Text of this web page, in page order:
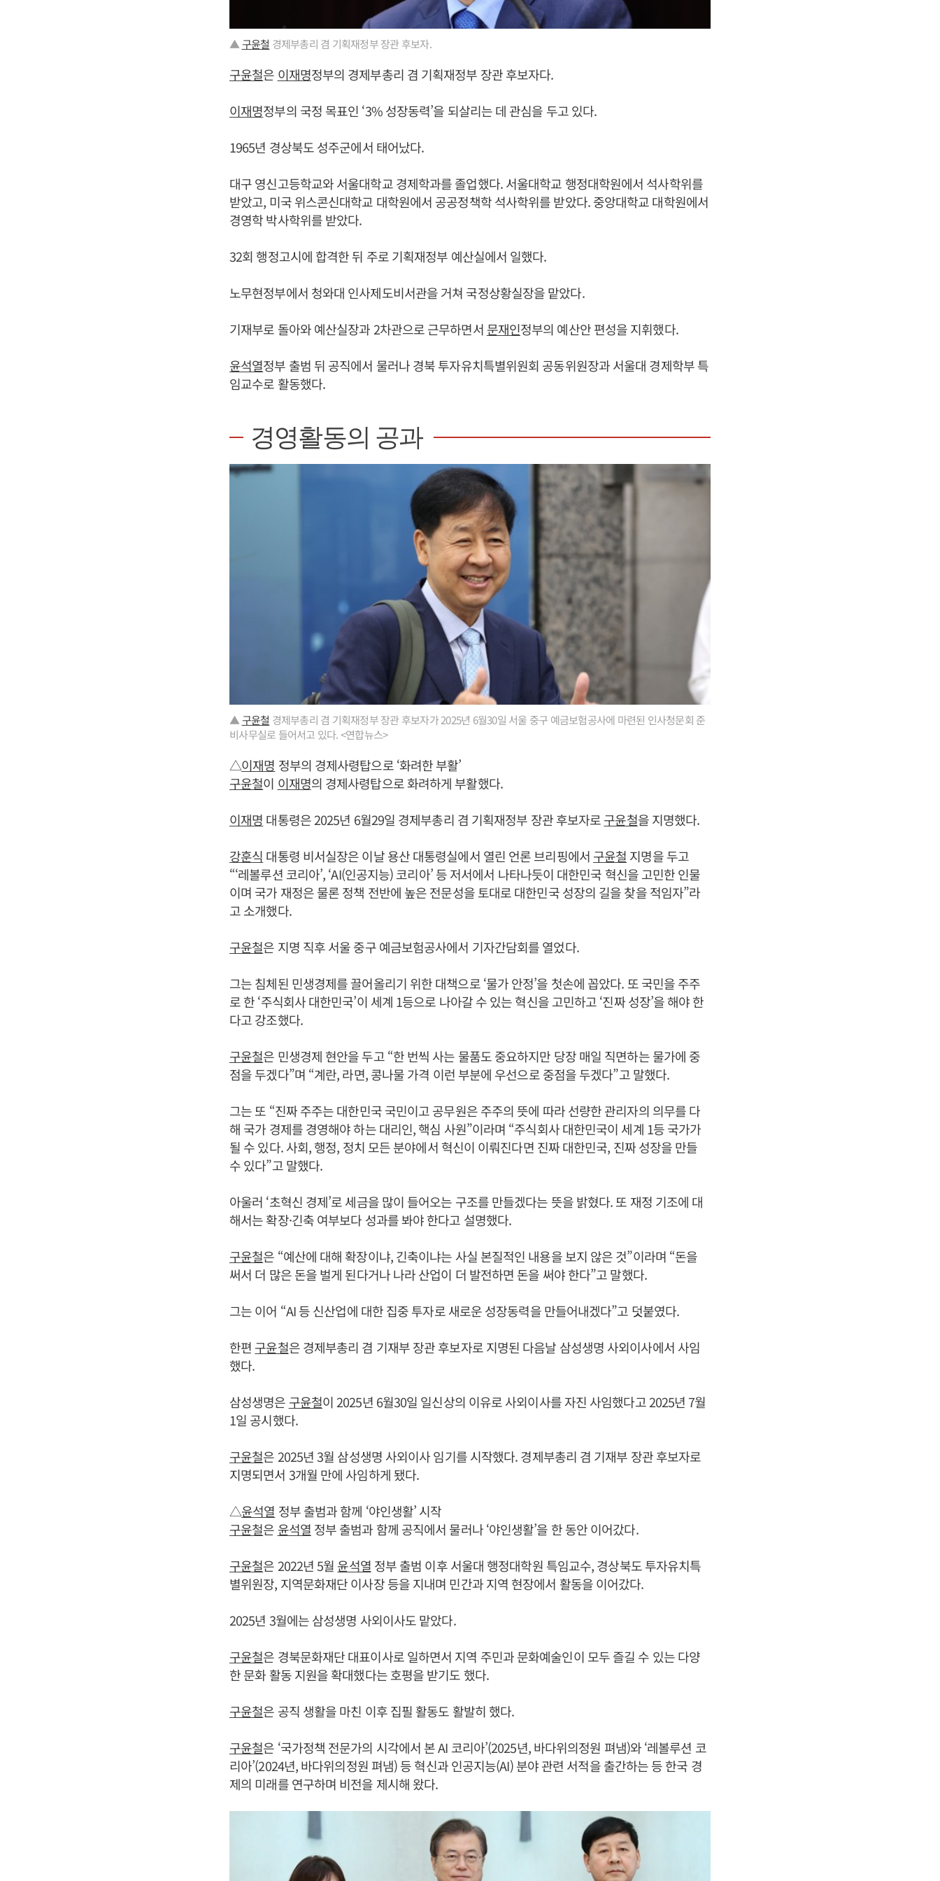
▲구윤철 경제부총리 겸 기획재정부 장관 후보자.
구윤철은 이재명정부의 경제부총리 겸 기획재정부 장관 후보자다.
이재명정부의 국정 목표인 ‘3% 성장동력’을 되살리는 데 관심을 두고 있다.
1965년 경상북도 성주군에서 태어났다.
대구 영신고등학교와 서울대학교 경제학과를 졸업했다. 서울대학교 행정대학원에서 석사학위를
받았고, 미국 위스콘신대학교 대학원에서 공공정책학 석사학위를 받았다. 중앙대학교 대학원에서
경영학 박사학위를 받았다.
32회 행정고시에 합격한 뒤 주로 기획재정부 예산실에서 일했다.
노무현정부에서 청와대 인사제도비서관을 거쳐 국정상황실장을 맡았다.
기재부로 돌아와 예산실장과 2차관으로 근무하면서 문재인정부의 예산안 편성을 지휘했다.
윤석열정부 출범 뒤 공직에서 물러나 경북 투자유치특별위원회 공동위원장과 서울대 경제학부 특
임교수로 활동했다.
경영활동의 공과
▲구윤철 경제부총리 겸 기획재정부 장관 후보자가 2025년 6월30일 서울 중구 예금보험공사에 마련된 인사청문회 준
비사무실로 들어서고 있다. <연합뉴스>
△이재명 정부의 경제사령탑으로 ‘화려한 부활’
구윤철이 이재명의 경제사령탑으로 화려하게 부활했다.
이재명 대통령은 2025년 6월29일 경제부총리 겸 기획재정부 장관 후보자로구윤철을 지명했다.
강훈식 대통령 비서실장은 이날 용산 대통령실에서 열린 언론 브리핑에서 구윤철 지명을 두고
“‘레볼루션 코리아’, ‘AI(인공지능) 코리아’ 등 저서에서 나타나듯이 대한민국 혁신을 고민한 인물
이며 국가 재정은 물론 정책 전반에 높은 전문성을 토대로 대한민국 성장의 길을 찾을 적임자”라
고 소개했다.
구윤철은 지명 직후 서울 중구 예금보험공사에서 기자간담회를 열었다.
그는 침체된 민생경제를 끌어올리기 위한 대책으로 ‘물가 안정’을 첫손에 꼽았다. 또 국민을 주주
로 한 ‘주식회사 대한민국’이 세계 1등으로 나아갈 수 있는 혁신을 고민하고 ‘진짜 성장’을 해야 한
다고 강조했다.
구윤철은 민생경제 현안을 두고 “한 번씩 사는 물품도 중요하지만 당장 매일 직면하는 물가에 중
점을 두겠다”며 “계란, 라면, 콩나물 가격 이런 부분에 우선으로 중점을 두겠다”고 말했다.
그는 또 “진짜 주주는 대한민국 국민이고 공무원은 주주의 뜻에 따라 선량한 관리자의 의무를 다
해 국가 경제를 경영해야 하는 대리인, 핵심 사원”이라며 “주식회사 대한민국이 세계 1등 국가가
될 수 있다. 사회, 행정, 정치 모든 분야에서 혁신이 이뤄진다면 진짜 대한민국, 진짜 성장을 만들
수 있다”고 말했다.
아울러 ‘초혁신 경제’로 세금을 많이 들어오는 구조를 만들겠다는 뜻을 밝혔다. 또 재정 기조에 대
해서는 확장·긴축 여부보다 성과를 봐야 한다고 설명했다.
구윤철은 “예산에 대해 확장이냐, 긴축이냐는 사실 본질적인 내용을 보지 않은 것”이라며 “돈을
써서 더 많은 돈을 벌게 된다거나 나라 산업이 더 발전하면 돈을 써야 한다”고 말했다.
그는 이어 “AI 등 신산업에 대한 집중 투자로 새로운 성장동력을 만들어내겠다”고 덧붙였다.
한편 구윤철은 경제부총리 겸 기재부 장관 후보자로 지명된 다음날 삼성생명 사외이사에서 사임
했다.
삼성생명은 구윤철이 2025년 6월30일 일신상의 이유로 사외이사를 자진 사임했다고 2025년 7월
1일 공시했다.
구윤철은 2025년 3월 삼성생명 사외이사 임기를 시작했다. 경제부총리 겸 기재부 장관 후보자로
지명되면서 3개월 만에 사임하게 됐다.
△윤석열 정부 출범과 함께 ‘야인생활’ 시작
구윤철은 윤석열 정부 출범과 함께 공직에서 물러나 ‘야인생활’을 한 동안 이어갔다.
구윤철은 2022년 5월 윤석열 정부 출범 이후 서울대 행정대학원 특임교수, 경상북도 투자유치특
별위원장, 지역문화재단 이사장 등을 지내며 민간과 지역 현장에서 활동을 이어갔다.
2025년 3월에는 삼성생명 사외이사도 맡았다.
구윤철은 경북문화재단 대표이사로 일하면서 지역 주민과 문화예술인이 모두 즐길 수 있는 다양
한 문화 활동 지원을 확대했다는 호평을 받기도 했다.
구윤철은 공직 생활을 마친 이후 집필 활동도 활발히 했다.
구윤철은 ‘국가정책 전문가의 시각에서 본 AI 코리아’(2025년, 바다위의정원 펴냄)와 ‘레볼루션 코
리아’(2024년, 바다위의정원 펴냄) 등 혁신과 인공지능(AI) 분야 관련 서적을 출간하는 등 한국 경
제의 미래를 연구하며 비전을 제시해 왔다.